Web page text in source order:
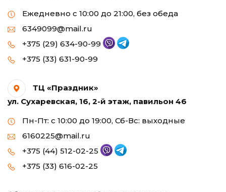
Ежедневно с 10:00 до 21:00, без обеда
6349099@mail.ru
+375 (29) 634-90-99
+375 (33) 631-90-99
ТЦ «Праздник»
ул. Сухаревская, 16, 2-й этаж, павильон 46
Пн-Пт: с 10:00 до 19:00, Сб-Вс: выходные
6160225@mail.ru
+375 (44) 512-02-25
+375 (33) 616-02-25